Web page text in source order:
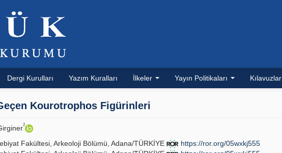
Dergi Kurulları Yazım Kuralları İlkeler Yayın Politikaları Kılavuzlar
Kourotrophos Figürinleri
2
Fakültesi, Arkeoloji Bölümü, Adana/TÜRKİYE https://ror.org/05wxkj555